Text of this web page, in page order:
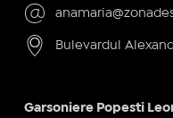
Bulevardul
Garsoniere Popesti